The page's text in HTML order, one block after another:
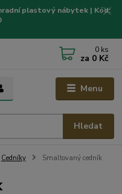
plastový nábytek | Kód:
Menu
Hledat
0 ks
za 0 Kč
Cedníky Smaltovaný cedník